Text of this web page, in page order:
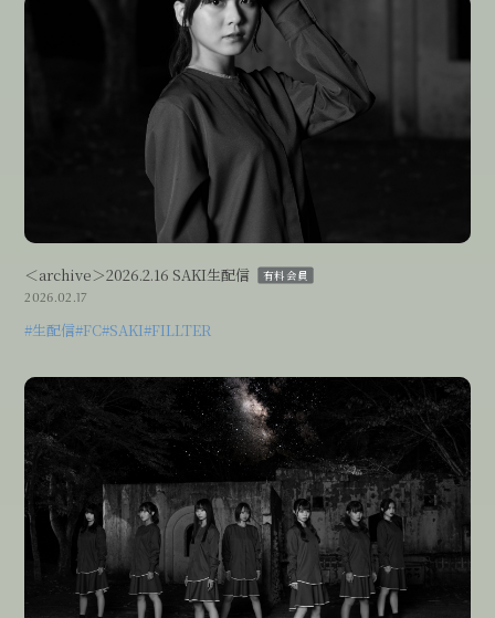
＜archive＞2026.2.16 SAKI生配信 有料会員
2026.02.17
#生配信#FC#SAKI#FILLTER